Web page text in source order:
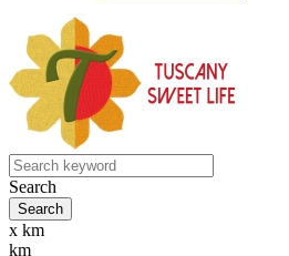
Search
x km
km